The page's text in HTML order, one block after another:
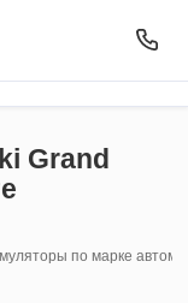
Grand
по марке